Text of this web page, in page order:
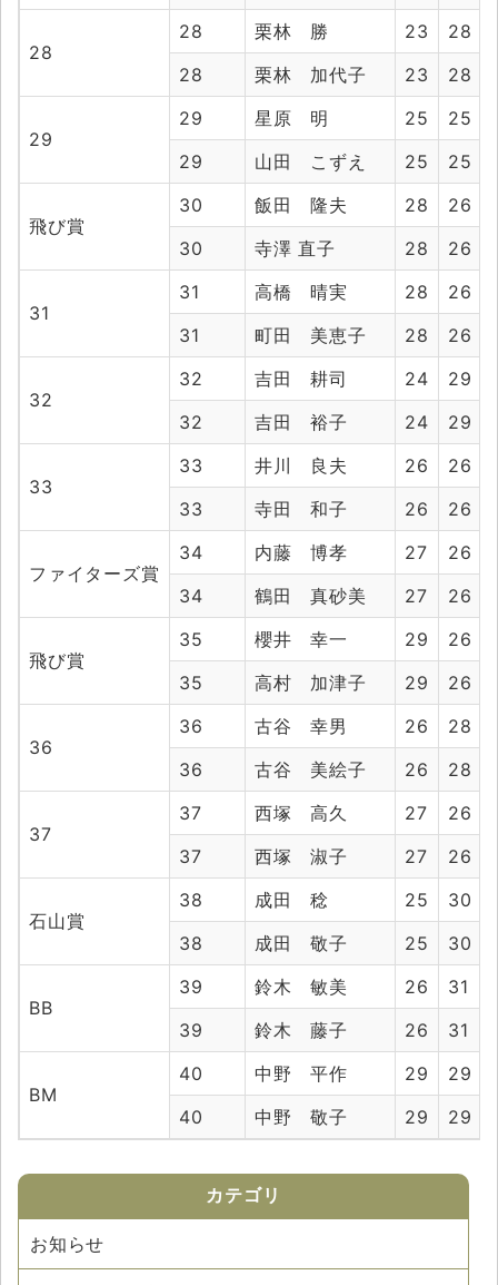
28
28 栗林 勝 23 28
28
栗林 加代子 23 28
29
29 星原 明 25 25
29
山田 こずえ 25 25
飛び賞
30 飯田 隆夫 28 26
30
寺澤 直子 28 26
31
31 高橋 晴実 28 26
31
町田 美恵子 28 26
32
32 吉田 耕司 24 29
32
吉田 裕子 24 29
33
33 井川 良夫 26 26
33
寺田 和子 26 26
ファイターズ賞
34 内藤 博孝 27 26
34
鶴田 真砂美 27 26
飛び賞
35 櫻井 幸一 29 26
35
高村 加津子 29 26
36
36 古谷 幸男 26 28
36
古谷 美絵子 26 28
37
37 西塚 高久 27 26
37
西塚 淑子 27 26
石山賞
38 成田 稔 25 30
38
成田 敬子 25 30
BB
39 鈴木 敏美 26 31
39
鈴木 藤子 26 31
BM
40 中野 平作 29 29
40
中野 敬子 29 29
カテゴリ
お知らせ